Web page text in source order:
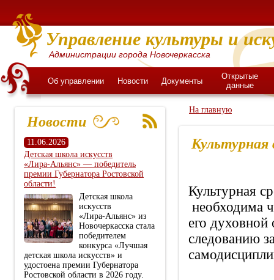
Управление культуры и
Администрации города Новочеркасска
Об управлении Новости Документы
Открытые
данные
Новости
11.06.2026
Детская школа искусств
«Лира‑Альянс» — победитель
премии Губернатора Ростовской
области!
Детская школа
искусств
«Лира‑Альянс» из
Новочеркасска стала
победителем
конкурса «Лучшая
детская школа искусств» и
удостоена премии Губернатора
Ростовской области в 2026 году.
На главную
Культурная
Культурная
необходима
его
следованию